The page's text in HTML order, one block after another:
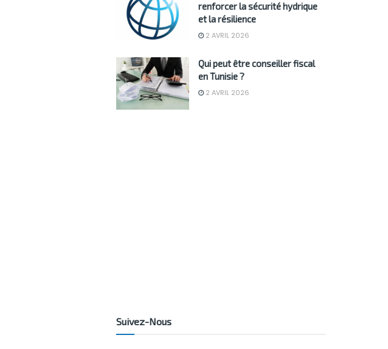
renforcer la sécurité hydrique
et la résilience
2 AVRIL 2026
Qui peut être conseiller fiscal
en Tunisie ?
2 AVRIL 2026
Suivez-Nous